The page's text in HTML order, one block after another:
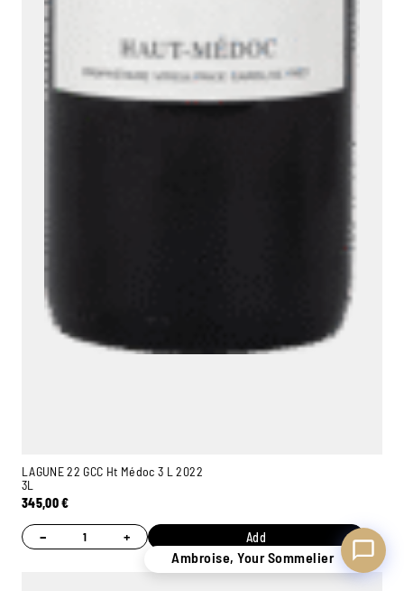
LAGUNE 22 GCC Ht Médoc 3 L 2022
3L
345,00€
− + Add
Ambroise, Your Sommelier